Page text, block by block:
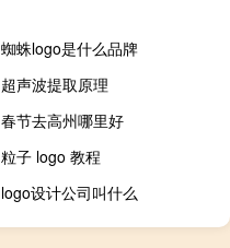
蜘蛛logo是什么品牌
超声波提取原理
春节去高州哪里好
粒子 logo 教程
logo设计公司叫什么